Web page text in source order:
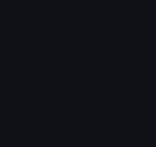
?
une